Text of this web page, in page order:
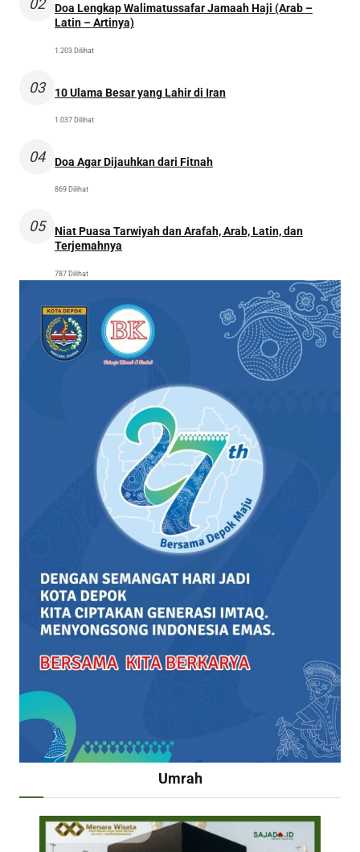
02
Doa Lengkap Walimatussafar Jamaah Haji (Arab –
Latin – Artinya)
1.203 Dilihat
03 10 Ulama Besar yang Lahir di Iran
1.037 Dilihat
04 Doa Agar Dijauhkan dari Fitnah
869 Dilihat
05
Niat Puasa Tarwiyah dan Arafah, Arab, Latin, dan
Terjemahnya
787 Dilihat
Umrah